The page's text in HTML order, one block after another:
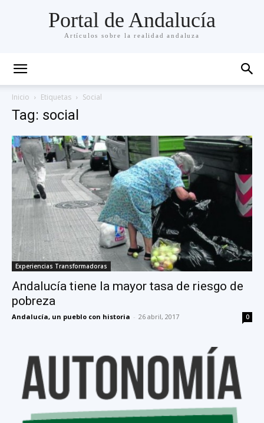
Portal de Andalucía
Artículos sobre la realidad andaluza
Inicio Etiquetas Social
Tag: social
Experiencias Transformadoras
Andalucía tiene la mayor tasa de riesgo de
pobreza
Andalucía, un pueblo con historia - 26 abril, 2017 0